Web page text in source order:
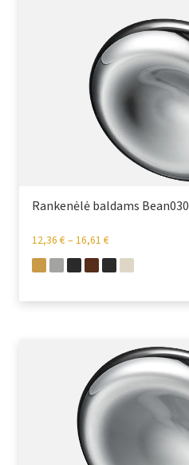
Rankenėlė baldams Bean030
12,36 €– 16,61 €